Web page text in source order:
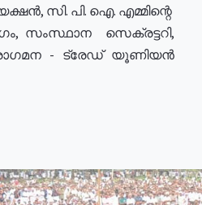
സി. പി. ഐ. എമ്മിന്റെ
സംസ്ഥാന സെക്രട്ടറി,
- ട്രേഡ് യൂണിയൻ